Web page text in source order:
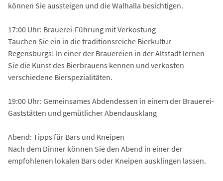
können Sie aussteigen und die Walhalla besichtigen.
17:00 Uhr: Brauerei-Führung mit Verkostung
Tauchen Sie ein in die traditionsreiche Bierkultur
Regensburgs! In einer der Brauereien in der Altstadt lernen
Sie die Kunst des Bierbrauens kennen und verkosten
verschiedene Bierspezialitäten.
19:00 Uhr: Gemeinsames Abdendessen in einem der Brauerei-
Gaststätten und gemütlicher Abendausklang
Abend: Tipps für Bars und Kneipen
Nach dem Dinner können Sie den Abend in einer der
empfohlenen lokalen Bars oder Kneipen ausklingen lassen.